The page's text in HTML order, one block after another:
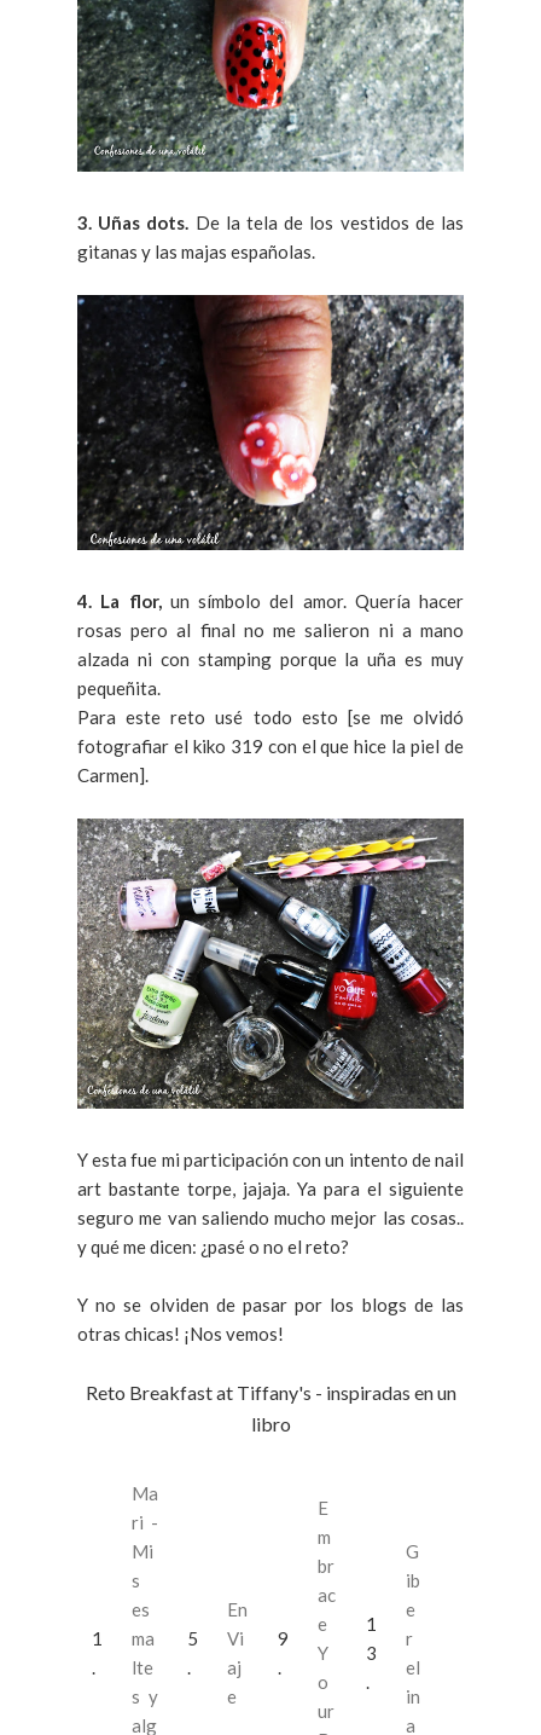
3. Uñas dots. De la tela de los vestidos de las
gitanas y las majas españolas.
4. La flor, un símbolo del amor. Quería hacer
rosas pero al final no me salieron ni a mano
alzada ni con stamping porque la uña es muy
pequeñita.
Para este reto usé todo esto [se me olvidó
fotografiar el kiko 319 con el que hice la piel de
Carmen].
Y esta fue mi participación con un intento de nail
art bastante torpe, jajaja. Ya para el siguiente
seguro me van saliendo mucho mejor las cosas..
yqué me dicen: ¿pasé o no el reto?
Y no se olviden de pasar por los blogs de las
otras chicas! ¡Nos vemos!
Reto Breakfast at Tiffany's - inspiradas en un
libro
1
Ma
ri -
Mi
s
es
ma
lte
s y
alg
5
En
Vi
aj
e
9
E
m
br
ac
e
Y
o
ur
1
3
G
ib
e
r
el
in
a